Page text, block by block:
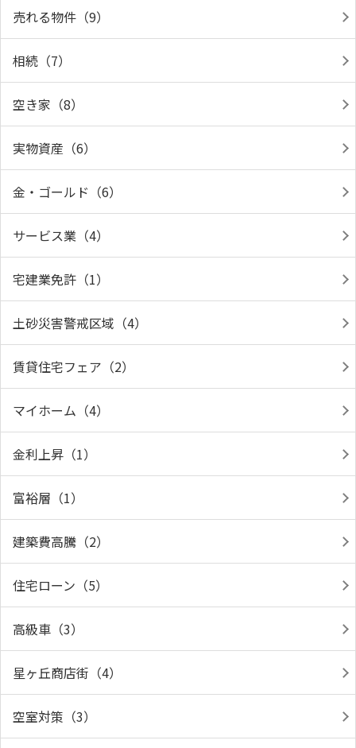
売れる物件（9）
相続（7）
空き家（8）
実物資産（6）
金・ゴールド（6）
サービス業（4）
宅建業免許（1）
土砂災害警戒区域（4）
賃貸住宅フェア（2）
マイホーム（4）
金利上昇（1）
富裕層（1）
建築費高騰（2）
住宅ローン（5）
高級車（3）
星ヶ丘商店街（4）
空室対策（3）